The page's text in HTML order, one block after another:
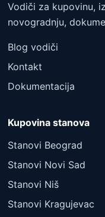
Vodiči za kupovinu,
novogradnju,
Blog vodiči
Kontakt
Dokumentacija
Kupovina stanova
Stanovi Beograd
Stanovi Novi Sad
Stanovi Niš
Stanovi Kragujevac